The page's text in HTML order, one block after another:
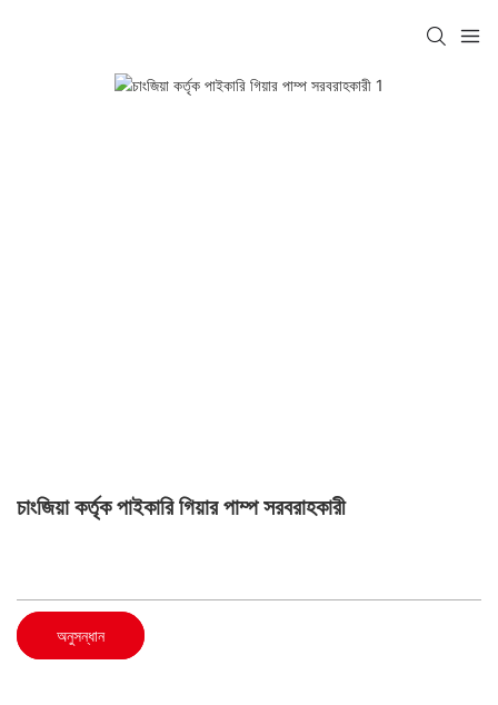
চাংজিয়া কর্তৃক পাইকারি গিয়ার পাম্প সরবরাহকারী
অনুসন্ধান